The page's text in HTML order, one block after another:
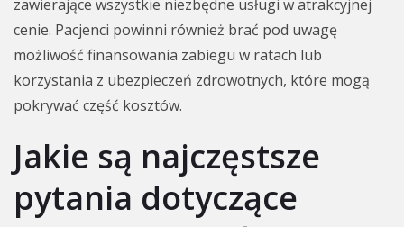
zawierające wszystkie niezbędne usługi w atrakcyjnej
cenie. Pacjenci powinni również brać pod uwagę
możliwość finansowania zabiegu w ratach lub
korzystania z ubezpieczeń zdrowotnych, które mogą
pokrywać część kosztów.
Jakie są najczęstsze
pytania dotyczące